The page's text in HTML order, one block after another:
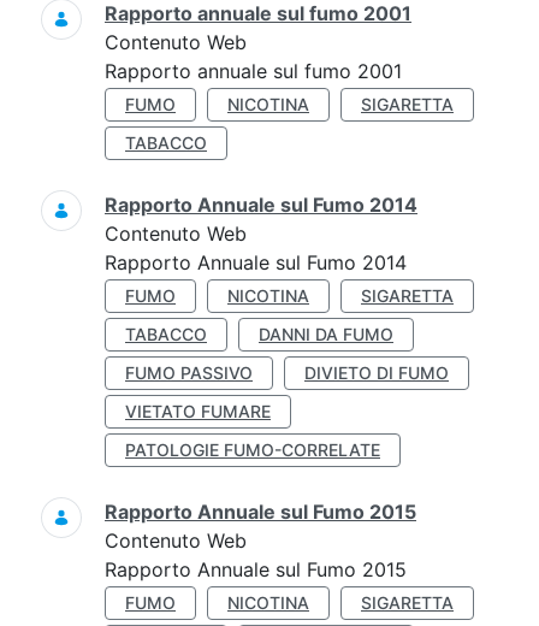
Rapporto annuale sul fumo 2001
Contenuto Web
Rapporto annuale sul fumo 2001
FUMO NICOTINA
SIGARETTA
TABACCO
Rapporto Annuale sul Fumo 2014
Contenuto Web
Rapporto Annuale sul Fumo 2014
FUMO NICOTINA
SIGARETTA
TABACCO
DANNI DA FUMO
FUMO PASSIVO
DIVIETO DI FUMO
VIETATO FUMARE
PATOLOGIE FUMO-CORRELATE
Rapporto Annuale sul Fumo 2015
Contenuto Web
Rapporto Annuale sul Fumo 2015
FUMO NICOTINA
SIGARETTA